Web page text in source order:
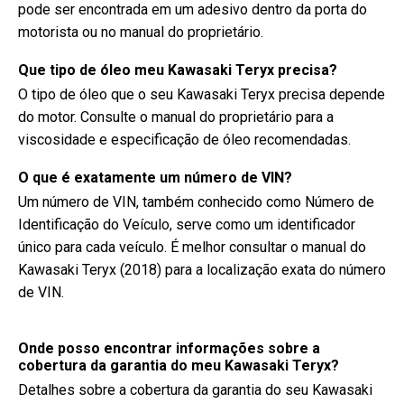
pode ser encontrada em um adesivo dentro da porta do
motorista ou no manual do proprietário.
Que tipo de óleo meu Kawasaki Teryx precisa?
O tipo de óleo que o seu Kawasaki Teryx precisa depende
do motor. Consulte o manual do proprietário para a
viscosidade e especificação de óleo recomendadas.
O que é exatamente um número de VIN?
Um número de VIN, também conhecido como Número de
Identificação do Veículo, serve como um identificador
único para cada veículo. É melhor consultar o manual do
Kawasaki Teryx (2018) para a localização exata do número
de VIN.
Onde posso encontrar informações sobre a
cobertura da garantia do meu Kawasaki Teryx?
Detalhes sobre a cobertura da garantia do seu Kawasaki